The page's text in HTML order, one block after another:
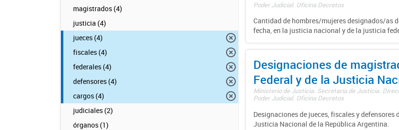
magistrados (4)
justicia (4)
jueces (4)
fiscales (4)
federales (4)
defensores (4)
cargos (4)
judiciales (2)
órganos (1)
Poder Judicial. Oficina Decretos
Cantidad de hombres/mujeres designados/as
fecha, en la justicia nacional y de la justicia
Designaciones de
Federal y de la Justicia
Ministerio de Justicia. Secretaría de Justicia.
Poder Judicial. Oficina Decretos
Designaciones de jueces, fiscales y defensores
Justicia Nacional de la República Argentina.